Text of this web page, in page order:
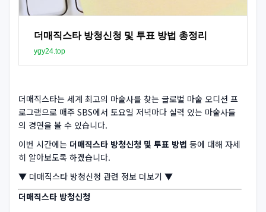
더매직스타 방청신청 및 투표 방법 총정리
ygy24.top
더매직스타는 세계 최고의 마술사를 찾는 글로벌 마술 오디션 프
로그램으로 매주 SBS에서 토요일 저녁마다 실력 있는 마술사들
의 경연을 볼 수 있습니다.
이번 시간에는 더매직스타 방청신청 및 투표 방법 등에 대해 자세
히 알아보도록 하겠습니다.
▼ 더매직스타 방청신청 관련 정보 더보기 ▼
더매직스타 방청신청